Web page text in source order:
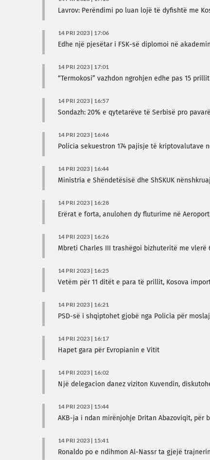
Lavrov: Perëndimi po luan lojë të dyfishtë me
14 PRI 2023 | 17:06
​Edhe një pjesëtar i FSK-së diplomoi në
14 PRI 2023 | 17:01
“Termokosi” vazhdon ngrohjen edhe pas 15 prillit
14 PRI 2023 | 16:57
Sondazh: 20% e qytetarëve të Serbisë pro
14 PRI 2023 | 16:46
Policia sekuestron 174 pajisje të kriptovalutave
14 PRI 2023 | 16:44
Ministria e Shëndetësisë dhe ShSKUK
14 PRI 2023 | 16:28
Erërat e forta, anulohen dy fluturime në
14 PRI 2023 | 16:26
Mbreti Charles III trashëgoi bizhuteritë me
14 PRI 2023 | 16:25
Vetëm për 11 ditët e para të prillit, Kosova
14 PRI 2023 | 16:21
PSD-së i shqiptohet gjobë nga Policia për
14 PRI 2023 | 16:17
Hapet gara për Evropianin e Vitit
14 PRI 2023 | 16:02
Një delegacion danez viziton Kuvendin,
14 PRI 2023 | 15:44
AKB-ja i ndan mirënjohje Dritan Abazoviqit, për
14 PRI 2023 | 15:41
Ronaldo po e ndihmon Al-Nassr ta gjejë